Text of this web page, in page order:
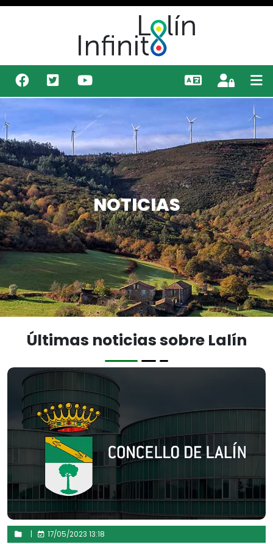
NOTICIAS
Últimas noticias sobre Lalín
| 17/05/2023 13:18